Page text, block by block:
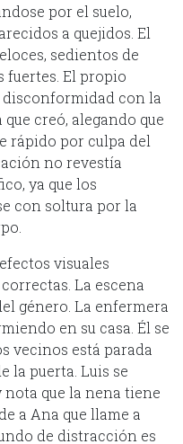
por el suelo,
a quejidos. El
sedientos de
fuertes. El propio
disconformidad con la
creó, alegando que
rápido por culpa del
no revestía
ya que los
con soltura por la
visuales
La escena
género. La enfermera
en su casa. Él se
vecinos está parada
la puerta. Luis se
nota que la nena tiene
a Ana que llame a
de distracción es